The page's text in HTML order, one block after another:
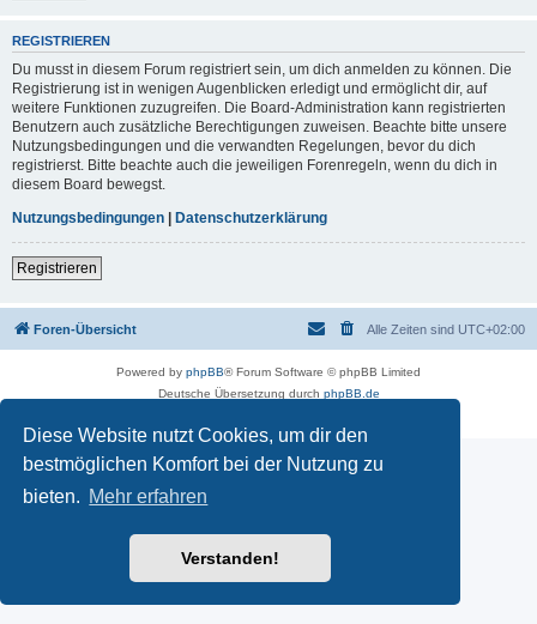
Diese Website nutzt Cookies, um dir den
bestmöglichen Komfort bei der Nutzung zu
bieten. Mehr erfahren
Verstanden!
REGISTRIEREN
Du musst in diesem Forum registriert sein, um dich anmelden zu können. Die
Registrierung ist in wenigen Augenblicken erledigt und ermöglicht dir, auf
weitere Funktionen zuzugreifen. Die Board-Administration kann registrierten
Benutzern auch zusätzliche Berechtigungen zuweisen. Beachte bitte unsere
Nutzungsbedingungen und die verwandten Regelungen, bevor du dich
registrierst. Bitte beachte auch die jeweiligen Forenregeln, wenn du dich in
diesem Board bewegst.
Nutzungsbedingungen | Datenschutzerklärung
Registrieren
Foren-Übersicht Alle Zeiten sind UTC+02:00
Powered by phpBB® Forum Software © phpBB Limited
Deutsche Übersetzung durch phpBB.de